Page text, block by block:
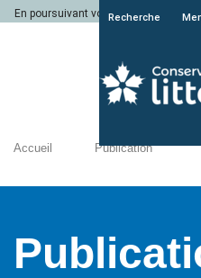
En poursuivant votre navigation sur
Recherche
Accueil Publication